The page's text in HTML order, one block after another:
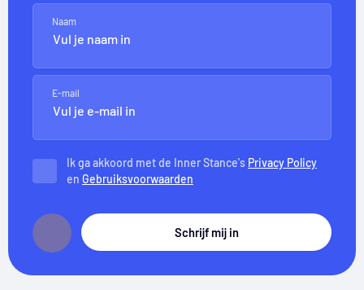
Naam
E-mail
Ik ga akkoord met de Inner Stance's Privacy Policy
en Gebruiksvoorwaarden
Schrijf mij in